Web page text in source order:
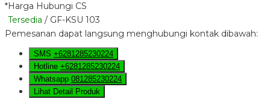
*Harga Hubungi CS
Tersedia / GF-KSU 103
Pemesanan dapat langsung menghubungi kontak dibawah:
SMS +6281285230224
Hotline +6281285230224
Whatsapp 081285230224
Lihat Detail Produk